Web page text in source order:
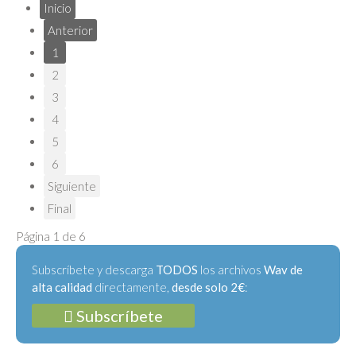
Inicio
Anterior
1
2
3
4
5
6
Siguiente
Final
Página 1 de 6
Subscríbete y descarga TODOS los archivos Wav de
alta calidad directamente, desde solo 2€:
Subscríbete